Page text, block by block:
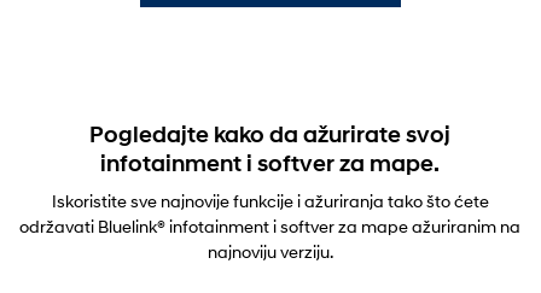
Pogledajte kako da ažurirate svoj
infotainment i softver za mape.
Iskoristite sve najnovije funkcije i ažuriranja tako što ćete
održavati Bluelink® infotainment i softver za mape ažuriranim na
najnoviju verziju.